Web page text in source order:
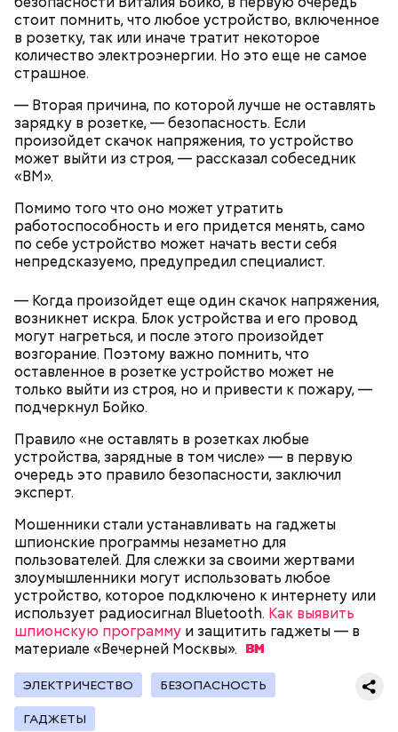
стоит помнить, что любое устройство, включенное
в розетку, так или иначе тратит некоторое
количество электроэнергии. Но это еще не самое
страшное.
— Вторая причина, по которой лучше не оставлять
зарядку в розетке, — безопасность. Если
произойдет скачок напряжения, то устройство
может выйти из строя, — рассказал собеседник
«ВМ».
Помимо того что оно может утратить
работоспособность и его придется менять, само
по себе устройство может начать вести себя
непредсказуемо, предупредил специалист.
— Когда произойдет еще один скачок напряжения,
возникнет искра. Блок устройства и его провод
могут нагреться, и после этого произойдет
возгорание. Поэтому важно помнить, что
оставленное в розетке устройство может не
только выйти из строя, но и привести к пожару, —
подчеркнул Бойко.
Правило «не оставлять в розетках любые
устройства, зарядные в том числе» — в первую
очередь это правило безопасности, заключил
эксперт.
Мошенники стали устанавливать на гаджеты
шпионские программы незаметно для
пользователей. Для слежки за своими жертвами
злоумышленники могут использовать любое
устройство, которое подключено к интернету или
использует радиосигнал Bluetooth. Как выявить
шпионскую программу и защитить гаджеты — в
материале «Вечерней Москвы».
ЭЛЕКТРИЧЕСТВО БЕЗОПАСНОСТЬ
ГАДЖЕТЫ
Для заправки:
Яблочный уксус — 2 ст. ложки.
Тархун — 1 веточка.
Чеснок — 2 зубчика.
Сахар — 1 ст. ложка.
перцы на мангале с раскаленными углями. Красный
лук нарезать кольцами и подпечь с двух сторон.
Кабачок и баклажан нарезать крупными кольцами,
приправить солью и выложить на мангал к перцам.
200 граммов сливочного масла;
1 стакан сахара;
10 граммов ванильного сахара;
1/4 чайной ложки соли;
4 куриных яйца;
100 граммов сока апельсина и столовая ложка
цедры;
350 граммов муки;
Способ приготовления
Сливочное масло необходимо немного
растопить и взбить с сахаром, туда же
добавить ванильный сахар и соль. Все эти
примерно три минуты, пока масло не
побелеет.
Далее по одному следует добавлять в готовую
массу яйца, после чего нужно получившееся
тесто вновь взбить.
должен получиться воздушный кремовый
сгусток цвета слоновой кости.
Затем в тесто нужно включить цедру
апельсина и, помешивая массу, вливать в нее
В отдельной посуде нужно смешать муку с
разрыхлителем, а потом эти компоненты
следует объединить с ранее полученной
масляной основой.
После объединения и тщательного «микса»
этих ингредиентов, необходимо добавлять
изюм, цукаты, которые вы пожелаете, и снова
взбить. Но не миксером, а ложкой или
кухонной лопаткой, чтобы не измельчить
сухофрукты.
Тесто сразу можно выпекать, ему не нужна
расстойка, предупредил шеф-повар: